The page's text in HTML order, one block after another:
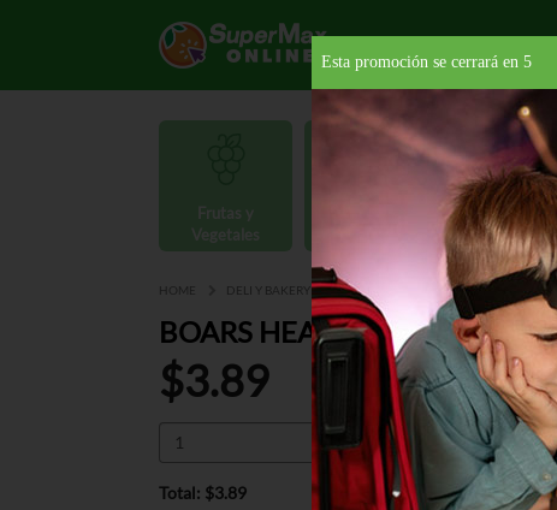
Provisiones
HOME DELI Y BAKERY DELI PREMIUM BOARS HEAD
BOARS HEAD
$3.89
Total: $3.89
Esta promoción se cerrará en 5